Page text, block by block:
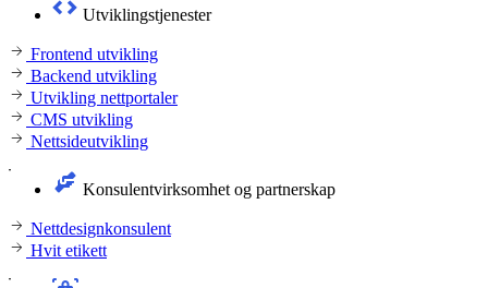
Utviklingstjenester
Frontend utvikling
Backend utvikling
Utvikling nettportaler
CMS utvikling
Nettsideutvikling
Konsulentvirksomhet og partnerskap
Nettdesignkonsulent
Hvit etikett